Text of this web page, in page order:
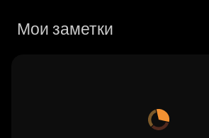
Мои заметки